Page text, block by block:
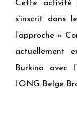
Cette activité
s’inscrit dans
l’approche «
actuellement
Burkina avec
l’ONG Belge